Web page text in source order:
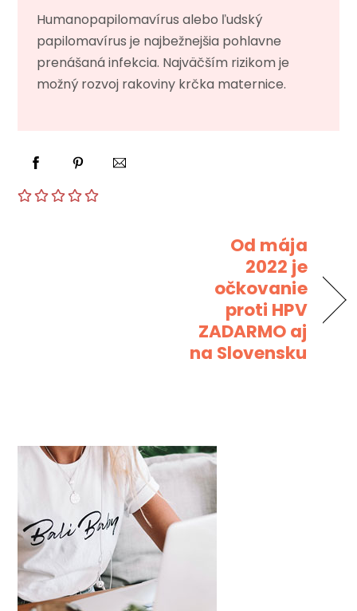
Humanopapilomavírus alebo ľudský
papilomavírus je najbežnejšia pohlavne
prenášaná infekcia. Najväčším rizikom je
možný rozvoj rakoviny krčka maternice.
Od mája
2022 je
očkovanie
proti HPV
ZADARMO aj
na Slovensku